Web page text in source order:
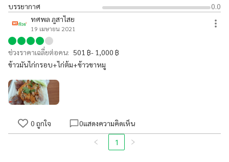
บรรยากาศ
0.0
ทศพล ภูสาไสย
19 เมษายน 2021
ช่วงราคาเฉลี่ยต่อคน: 501 ฿- 1,000 ฿
ข้าวมันไก่กรอบ+ไก่ต้ม+ข้าวขาหมู
0 ถูกใจ 0แสดงความคิดเห็น
1